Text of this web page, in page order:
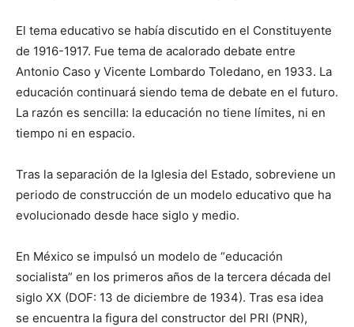
El tema educativo se había discutido en el Constituyente
de 1916-1917. Fue tema de acalorado debate entre
Antonio Caso y Vicente Lombardo Toledano, en 1933. La
educación continuará siendo tema de debate en el futuro.
La razón es sencilla: la educación no tiene límites, ni en
tiempo ni en espacio.
Tras la separación de la Iglesia del Estado, sobreviene un
periodo de construcción de un modelo educativo que ha
evolucionado desde hace siglo y medio.
En México se impulsó un modelo de “educación
socialista” en los primeros años de la tercera década del
siglo XX (DOF: 13 de diciembre de 1934). Tras esa idea
se encuentra la figura del constructor del PRI (PNR),